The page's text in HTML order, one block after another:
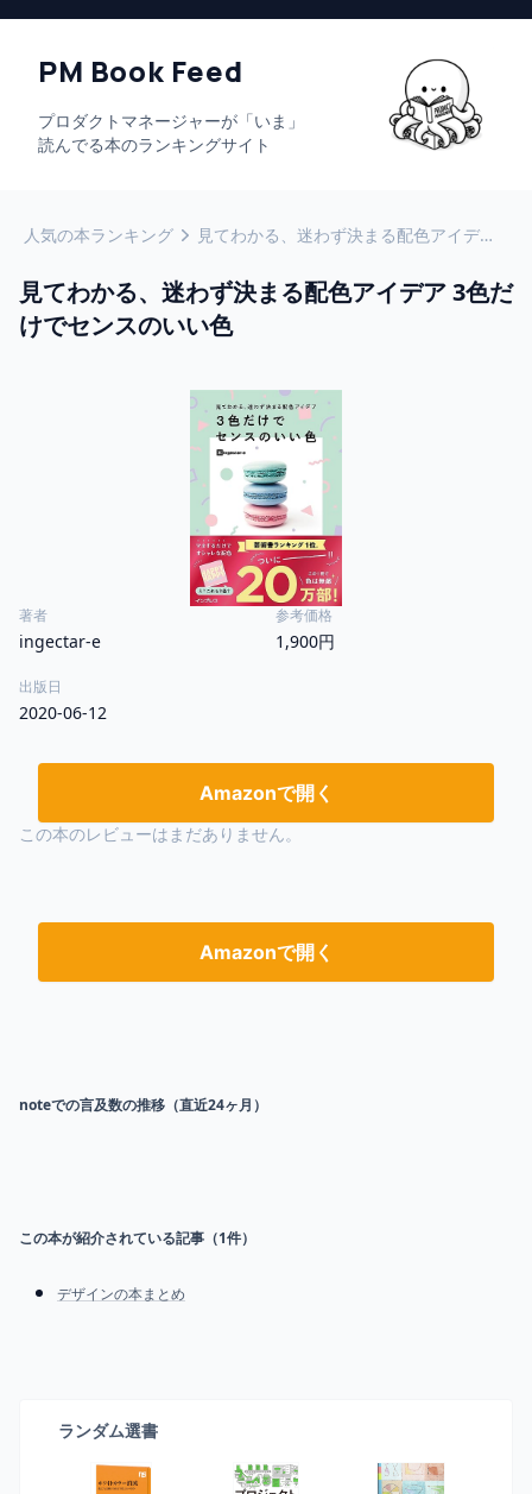
PM Book Feed
プロダクトマネージャーが「いま」
読んでる本のランキングサイト
人気の本ランキング 見てわかる、迷わず決まる配色アイデア 3色だけでセンスのいい色
見てわかる、迷わず決まる配色アイデア 3色だ
けでセンスのいい色
著者
ingectar-e
参考価格
1,900円
出版日
2020-06-12
Amazonで開く
この本のレビューはまだありません。
Amazonで開く
noteでの言及数の推移（直近24ヶ月）
この本が紹介されている記事（1件）
デザインの本まとめ
ランダム選書